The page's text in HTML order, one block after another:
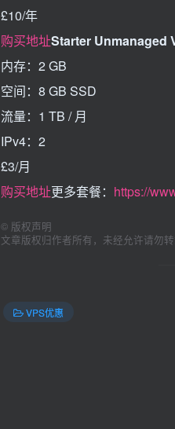
£10/年
购买地址Starter Unmanaged
内存：2 GB
空间：8 GB SSD
流量：1 TB / 月
IPv4：2
£3/月
购买地址更多套餐： https://
© 版权声明
文章版权归作者所有，未经允许请勿转
VPS优惠